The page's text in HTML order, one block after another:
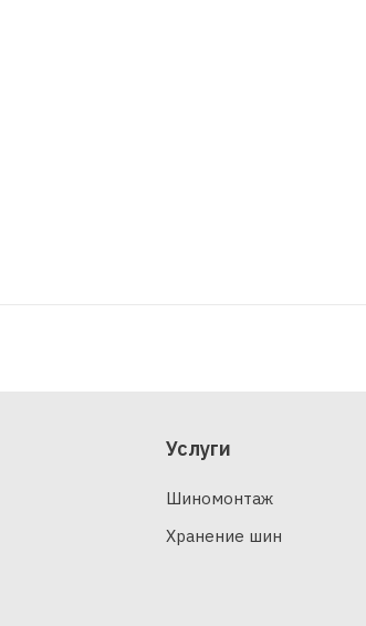
Услуги
Шиномонтаж
Хранение шин